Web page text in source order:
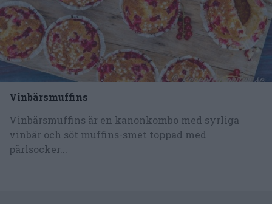
Vinbärsmuffins
Vinbärsmuffins är en kanonkombo med syrliga
vinbär och söt muffins-smet toppad med
pärlsocker...